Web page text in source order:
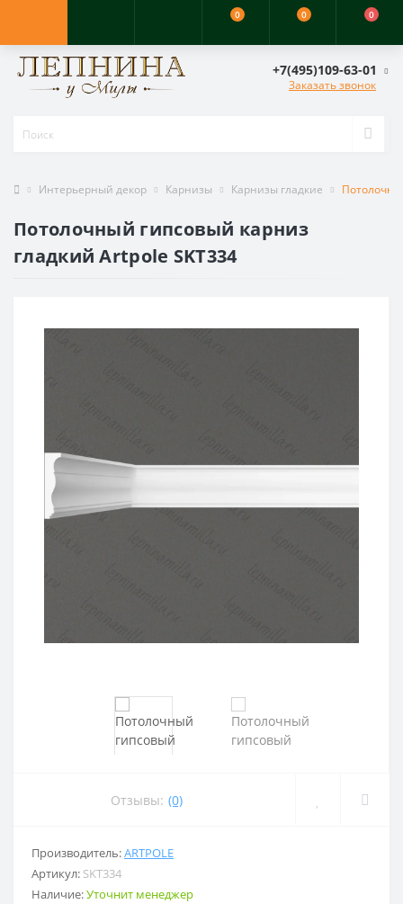
0 0 0
+7(495)109-63-01
Заказать звонок
Интерьерный декор Карнизы Карнизы гладкие
Потолочный гипсовый карниз
гладкий Artpole SKT334
Отзывы: (0)
Производитель:ARTPOLE
Артикул: SKT334
Наличие:Уточнит менеджер